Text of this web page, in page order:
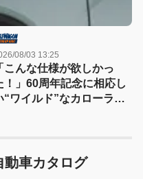
08/03 13:25
こんな仕様が欲しかっ
！」60周年記念に相応し
“ワイルド”なカローラク
車カタログ